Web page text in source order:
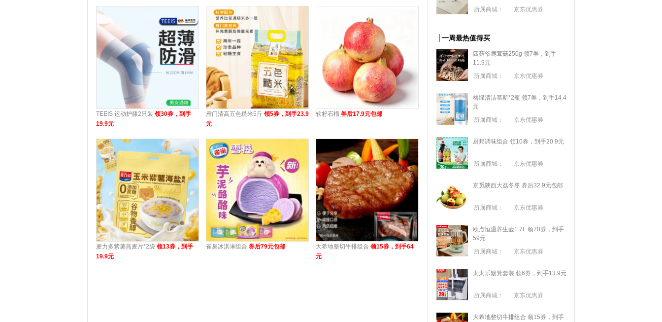
TEEIS 运动护膝2只装 领30券，到手
19.9元
雁门清高五色糙米5斤 领5券，到手23.9
元
软籽石榴 券后17.9元包邮
麦力多紫薯燕麦片*2袋 领13券，到手
19.9元
雀巢冰淇淋组合 券后79元包邮 大希地整切牛排组合 领15券，到手64
元
所属商城：
京东优惠券
一周最热值得买
四菇爷鹿茸菇250g 领7券，到手
11.9元
所属商城：
京东优惠券
格绿清洁慕斯*2瓶 领7券，到手14.4
元
所属商城：
京东优惠券
厨邦调味组合 领10券，到手20.9元
所属商城： 京东优惠券
京觅陕西大荔冬枣 券后32.9元包邮
所属商城： 京东优惠券
欧点恒温养生壶1.7L 领70券，到手
59元
所属商城：
京东优惠券
太太乐簸箕套装 领6券，到手13.9元
所属商城： 京东优惠券
大希地整切牛排组合 领15券，到手